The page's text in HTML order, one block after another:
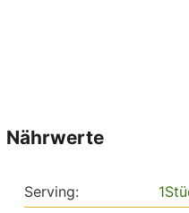
Nährwerte
Serving: 1